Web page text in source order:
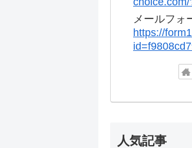
メールフォ
https://
人気記事